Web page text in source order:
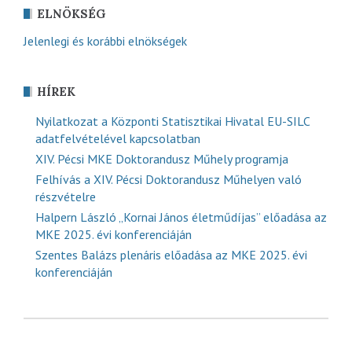
ELNÖKSÉG
Jelenlegi és korábbi elnökségek
HÍREK
Nyilatkozat a Központi Statisztikai Hivatal EU-SILC
adatfelvételével kapcsolatban
XIV. Pécsi MKE Doktorandusz Műhely programja
Felhívás a XIV. Pécsi Doktorandusz Műhelyen való
részvételre
Halpern László „Kornai János életműdíjas” előadása az
MKE 2025. évi konferenciáján
Szentes Balázs plenáris előadása az MKE 2025. évi
konferenciáján